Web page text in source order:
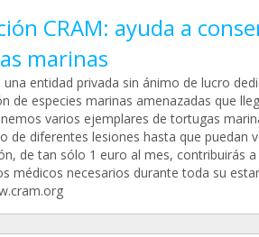
CRAM: ayuda a
marinas
una entidad privada sin ánimo de lucro
de especies marinas amenazadas que
varios ejemplares de tortugas
de diferentes lesiones hasta que puedan
de tan sólo 1 euro al mes, contribuirás
médicos necesarios durante toda su